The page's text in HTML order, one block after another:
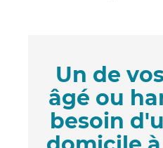
Un de
âgé ou
besoin